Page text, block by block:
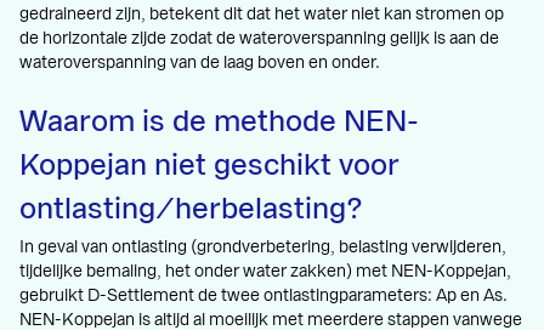
gedraineerd zijn, betekent dit dat het water niet kan stromen op
de horizontale zijde zodat de wateroverspanning gelijk is aan de
wateroverspanning van de laag boven en onder.
Waarom is de methode NEN-
Koppejan niet geschikt voor
ontlasting/herbelasting?
In geval van ontlasting (grondverbetering, belasting verwijderen,
tijdelijke bemaling, het onder water zakken) met NEN-Koppejan,
gebruikt D-Settlement de twee ontlastingparameters: Ap en As.
NEN-Koppejan is altijd al moeilijk met meerdere stappen vanwege